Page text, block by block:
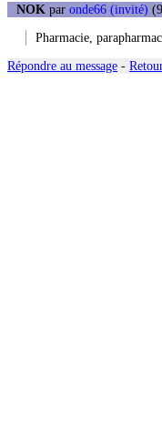
NOK par onde66 (invité)
Pharmacie,
Répondre au message -